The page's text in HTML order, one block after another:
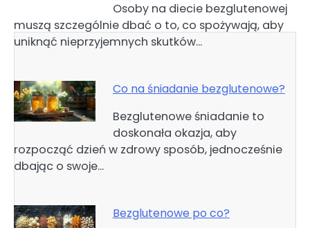
Osoby na diecie bezglutenowej
muszą szczególnie dbać o to, co spożywają, aby
uniknąć nieprzyjemnych skutków…
Co na śniadanie bezglutenowe?
Bezglutenowe śniadanie to
doskonała okazja, aby
rozpocząć dzień w zdrowy sposób, jednocześnie
dbając o swoje…
Bezglutenowe po co?